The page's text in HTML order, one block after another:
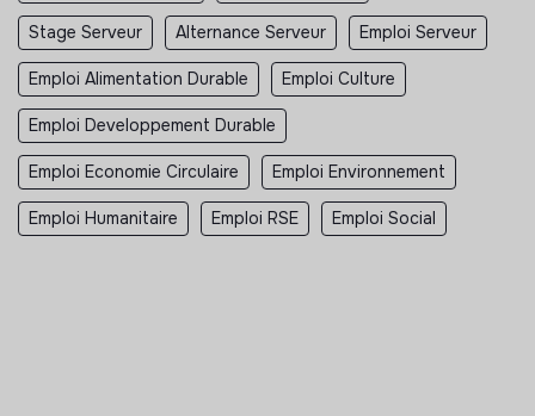
Stage Serveur Alternance Serveur Emploi Serveur
Emploi Alimentation Durable Emploi Culture
Emploi Developpement Durable
Emploi Economie Circulaire Emploi Environnement
Emploi Humanitaire Emploi RSE Emploi Social